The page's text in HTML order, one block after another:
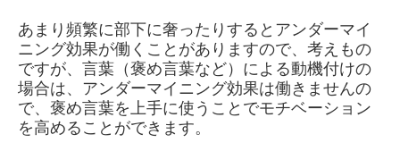
あまり頻繁に部下に奢ったりするとアンダーマイ
ニング効果が働くことがありますので、考えもの
ですが、言葉（褒め言葉など）による動機付けの
場合は、アンダーマイニング効果は働きませんの
で、褒め言葉を上手に使うことでモチベーション
を高めることができます。